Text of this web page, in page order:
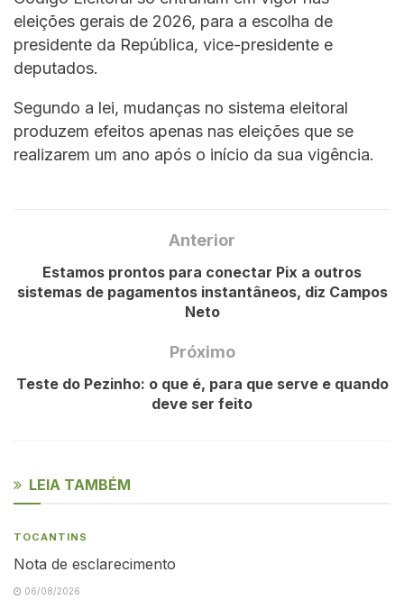
eleições gerais de 2026, para a escolha de
presidente da República, vice-presidente e
deputados.
Segundo a lei, mudanças no sistema eleitoral
produzem efeitos apenas nas eleições que se
realizarem um ano após o início da sua vigência.
Anterior
Estamos prontos para conectar Pix a outros
sistemas de pagamentos instantâneos, diz Campos
Neto
Próximo
Teste do Pezinho: o que é, para que serve e quando
deve ser feito
LEIA TAMBÉM
TOCANTINS
Nota de esclarecimento
06/08/2026